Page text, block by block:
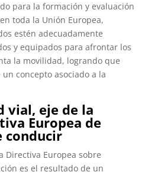
para la formación y evaluación
toda la Unión Europea,
estén adecuadamente
y equipados para afrontar los
la movilidad, logrando que
concepto asociado a la
vial, eje de la
Europea de
conducir
Directiva Europea sobre
es el resultado de un